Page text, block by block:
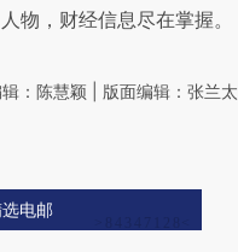
物，财经信息尽在掌握。
：陈慧颖 | 版面编辑：张兰太
电邮